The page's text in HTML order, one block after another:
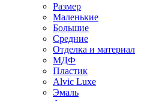
Размер
Маленькие
Большие
Средние
Отделка и материал
МДФ
Пластик
Alvic Luxe
Эмаль